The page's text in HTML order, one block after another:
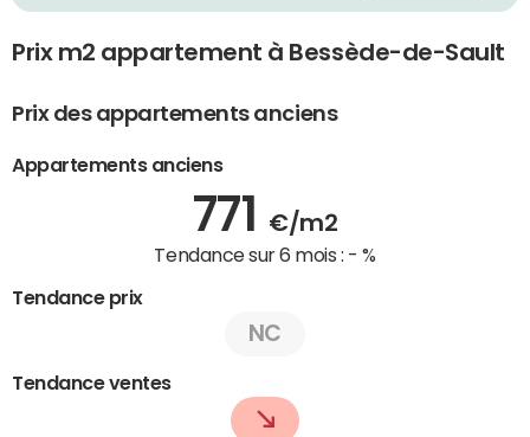
Prix m2 appartement à Bessède-de-Sault
Prix des appartements anciens
Appartements anciens
771 €/m2
Tendance sur 6 mois : - %
Tendance prix
NC
Tendance ventes